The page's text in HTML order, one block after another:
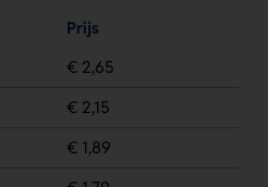
Prijs
€ 2,65
€ 2,15
€ 1,89